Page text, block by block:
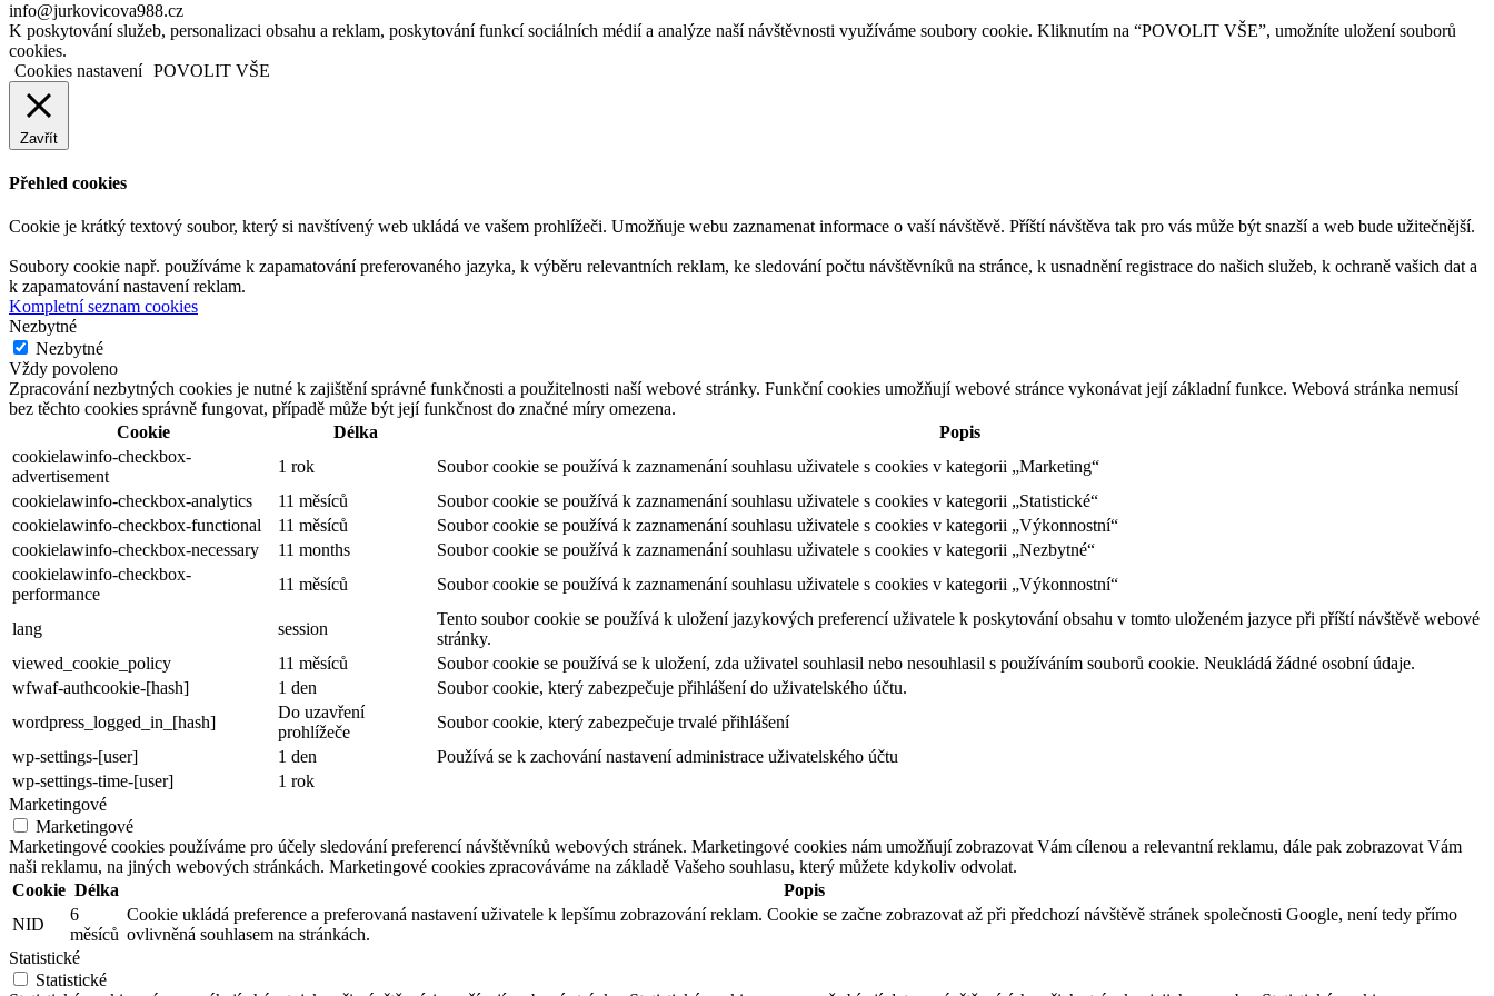
info@jurkovicova988.cz
K poskytování služeb, personalizaci obsahu a reklam, poskytování funkcí sociálních médií a analýze naší návštěvnosti využíváme soubory cookie. Kliknutím na “POVOLIT VŠE”, umožníte uložení souborů
cookies.
Cookies nastavení POVOLIT VŠE
Zavřít
Přehled cookies
Cookie je krátký textový soubor, který si navštívený web ukládá ve vašem prohlížeči. Umožňuje webu zaznamenat informace o vaší návštěvě. Příští návštěva tak pro vás může být snazší a web bude užitečnější.
Soubory cookie např. používáme k zapamatování preferovaného jazyka, k výběru relevantních reklam, ke sledování počtu návštěvníků na stránce, k usnadnění registrace do našich služeb, k ochraně vašich dat a
k zapamatování nastavení reklam.
Kompletní seznam cookies
Nezbytné
Nezbytné
Vždy povoleno
Zpracování nezbytných cookies je nutné k zajištění správné funkčnosti a použitelnosti naší webové stránky. Funkční cookies umožňují webové stránce vykonávat její základní funkce. Webová stránka nemusí
bez těchto cookies správně fungovat, případě může být její funkčnost do značné míry omezena.
Cookie
Délka
Popis
cookielawinfo-checkbox-
advertisement
1 rok
Soubor cookie se používá k zaznamenání souhlasu uživatele s cookies v kategorii „Marketing“
cookielawinfo-checkbox-analytics
11 měsíců
Soubor cookie se používá k zaznamenání souhlasu uživatele s cookies v kategorii „Statistické“
cookielawinfo-checkbox-functional
11 měsíců
Soubor cookie se používá k zaznamenání souhlasu uživatele s cookies v kategorii „Výkonnostní“
cookielawinfo-checkbox-necessary
11 months
Soubor cookie se používá k zaznamenání souhlasu uživatele s cookies v kategorii „Nezbytné“
cookielawinfo-checkbox-
performance
11 měsíců Soubor cookie se používá k zaznamenání souhlasu uživatele s cookies v kategorii „Výkonnostní“
lang session
Tento soubor cookie se používá k uložení jazykových preferencí uživatele k poskytování obsahu v tomto uloženém jazyce při příští návštěvě webové
stránky.
viewed_cookie_policy
11 měsíců
Soubor cookie se používá se k uložení, zda uživatel souhlasil nebo nesouhlasil s používáním souborů cookie. Neukládá žádné osobní údaje.
wfwaf-authcookie-[hash]
1 den
Soubor cookie, který zabezpečuje přihlášení do uživatelského účtu.
wordpress_logged_in_[hash]
Do uzavření
prohlížeče
Soubor cookie, který zabezpečuje trvalé přihlášení
wp-settings-[user]
1 den
Používá se k zachování nastavení administrace uživatelského účtu
wp-settings-time-[user]
1 rok
Marketingové
Marketingové
Marketingové cookies používáme pro účely sledování preferencí návštěvníků webových stránek. Marketingové cookies nám umožňují zobrazovat Vám cílenou a relevantní reklamu, dále pak zobrazovat Vám
naši reklamu, na jiných webových stránkách. Marketingové cookies zpracováváme na základě Vašeho souhlasu, který můžete kdykoliv odvolat.
Cookie Délka
Popis
NID
6
měsíců
Cookie ukládá preference a preferovaná nastavení uživatele k lepšímu zobrazování reklam. Cookie se začne zobrazovat až při předchozí návštěvě stránek společnosti Google, není tedy přímo
ovlivněná souhlasem na stránkách.
Statistické
Statistické